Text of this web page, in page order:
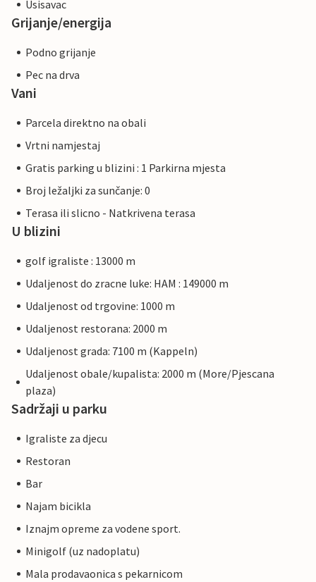
Usisavac
Grijanje/energija
Podno grijanje
Pec na drva
Vani
Parcela direktno na obali
Vrtni namjestaj
Gratis parking u blizini : 1 Parkirna mjesta
Broj ležaljki za sunčanje: 0
Terasa ili slicno - Natkrivena terasa
U blizini
golf igraliste : 13000 m
Udaljenost do zracne luke: HAM : 149000 m
Udaljenost od trgovine: 1000 m
Udaljenost restorana: 2000 m
Udaljenost grada: 7100 m (Kappeln)
Udaljenost obale/kupalista: 2000 m (More/Pjescana
plaza)
Sadržaji u parku
Igraliste za djecu
Restoran
Bar
Najam bicikla
Iznajm opreme za vodene sport.
Minigolf (uz nadoplatu)
Mala prodavaonica s pekarnicom